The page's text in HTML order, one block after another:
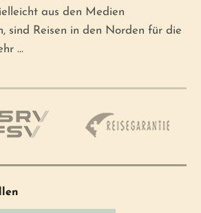
aus den Medien
sind Reisen in den Norden für die
...